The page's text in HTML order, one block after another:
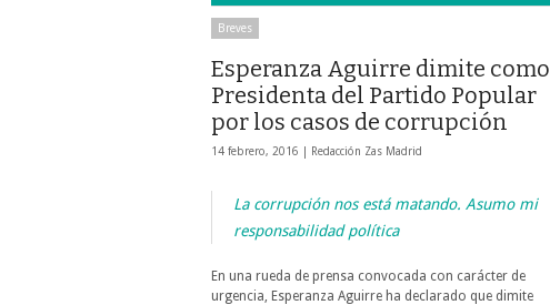
Breves
Esperanza Aguirre dimite como
Presidenta del Partido Popular
por los casos de corrupción
14 febrero, 2016 | Redacción Zas Madrid
La corrupción nos está matando. Asumo mi
responsabilidad política
En una rueda de prensa convocada con carácter de
urgencia, Esperanza Aguirre ha declarado que dimite